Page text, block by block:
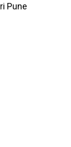
Pune